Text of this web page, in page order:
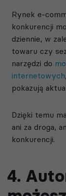
Rynek e-
konkurencji
dziennie, w
towaru czy
narzędzi do
internetowych
pokazują
Dzięki temu
ani za droga,
konkurencji.
4.